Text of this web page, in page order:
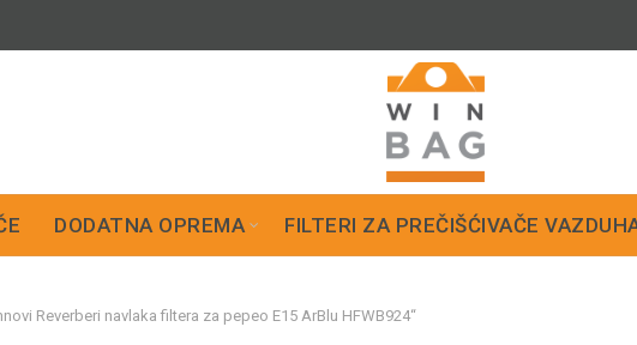
DODATNA OPREMA FILTERI ZA PREČIŠĆIVAČE
Reverberi navlaka filtera za pepeo E15 ArBlu HFWB924“